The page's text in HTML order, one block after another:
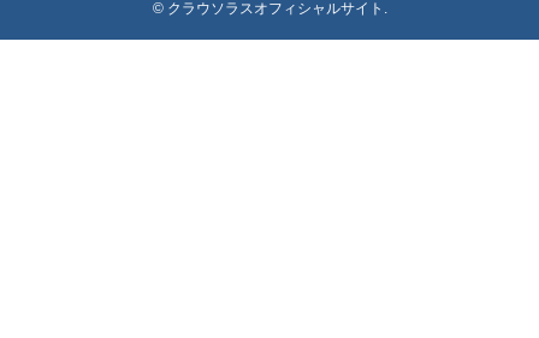
©クラウソラスオフィシャルサイト.